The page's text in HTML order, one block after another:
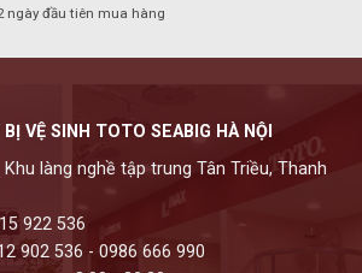
ngày đầu tiên mua hàng
VỆ SINH TOTO SEABIG HÀ NỘI
làng nghề tập trung Tân Triều, Thanh
922 536
902 536 - 0986 666 990